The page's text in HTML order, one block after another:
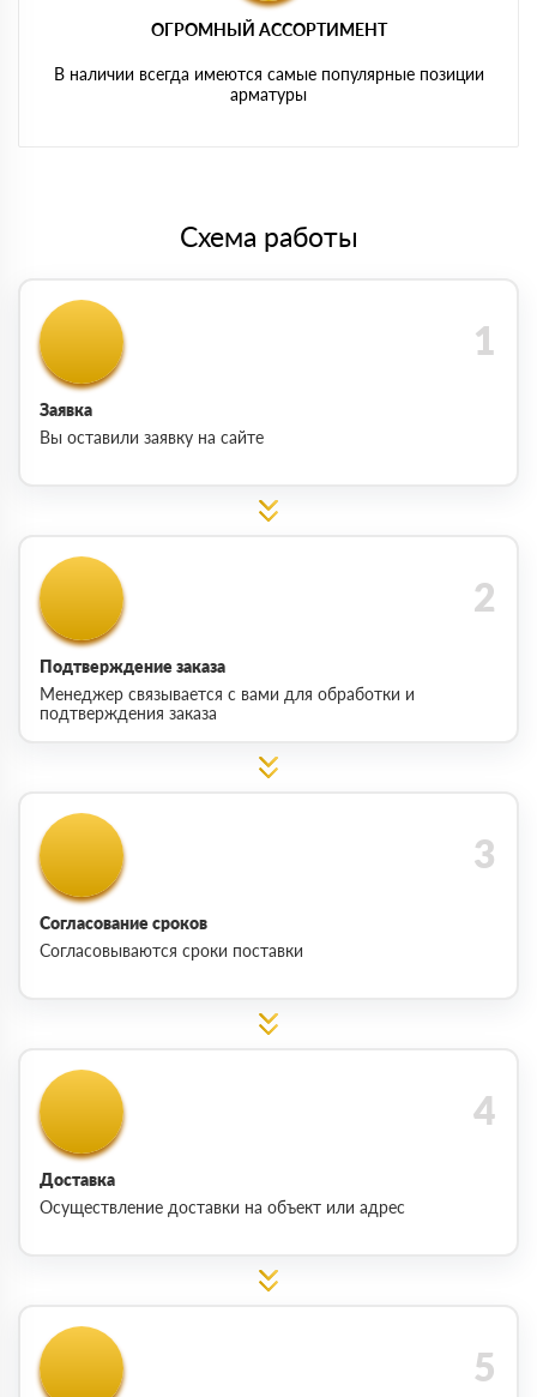
ОГРОМНЫЙ АССОРТИМЕНТ
В наличии всегда имеются самые популярные позиции
арматуры
Схема работы
Заявка
Вы оставили заявку на сайте
Подтверждение заказа
Менеджер связывается с вами для обработки и
подтверждения заказа
Согласование сроков
Согласовываются сроки поставки
Доставка
Осуществление доставки на объект или адрес